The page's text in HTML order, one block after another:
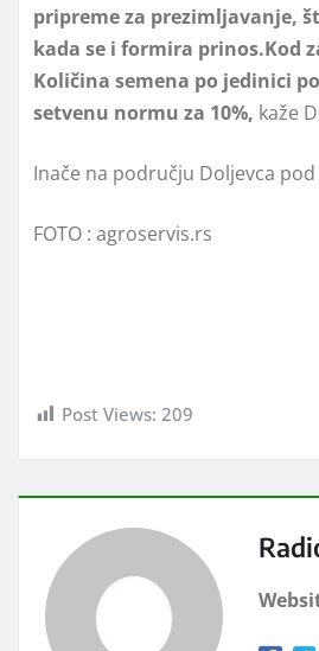
pripreme za prezimljavanje,
kada se i formira prinos.Kod
Količina semena po jedinici
setvenu normu za 10%, kaže
Inače na području Doljevca
FOTO : agroservis.rs
Post Views: 209